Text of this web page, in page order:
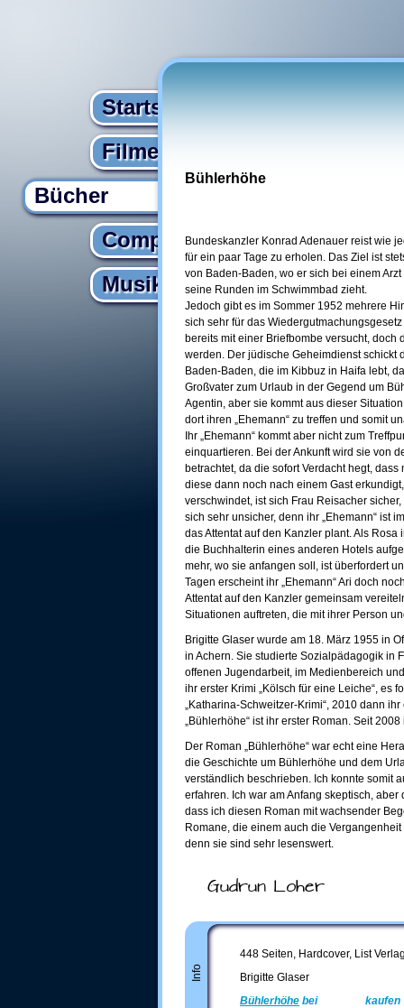
Startseite
Filme
Bücher
Computer
Musik
Bühlerhöhe
Bundeskanzler Konrad Adenauer reist wie
für ein paar Tage zu erholen. Das Ziel ist
von Baden-Baden, wo er sich bei einem
seine Runden im Schwimmbad zieht.
Jedoch gibt es im Sommer 1952 mehrere
sich sehr für das
bereits mit einer Briefbombe versucht,
werden. Der jüdische Geheimdienst schickt
Baden-Baden, die im Kibbuz in Haifa lebt,
Großvater zum Urlaub in der Gegend um
Agentin, aber sie kommt aus dieser
dort ihren „Ehemann“ zu treffen und somit
Ihr „Ehemann“ kommt aber nicht zum
einquartieren. Bei der Ankunft wird sie von
betrachtet, da die sofort Verdacht hegt,
diese dann noch nach einem Gast
verschwindet, ist sich Frau Reisacher
sich sehr unsicher, denn ihr „Ehemann“ ist
das Attentat auf den Kanzler plant. Als
die Buchhalterin eines anderen Hotels
mehr, wo sie anfangen soll, ist überfordert
Tagen erscheint ihr „Ehemann“ Ari doch
Attentat auf den Kanzler gemeinsam
Situationen auftreten, die mit ihrer Person
Brigitte Glaser wurde am 18. März 1955 in
in Achern. Sie studierte Sozialpädagogik in
offenen Jugendarbeit, im Medienbereich
ihr erster Krimi „Kölsch für eine Leiche“, es
„Katharina-Schweitzer-Krimi“, 2010 dann
„Bühlerhöhe“ ist ihr erster Roman. Seit
Der Roman „Bühlerhöhe“ war echt eine
die Geschichte um Bühlerhöhe und dem
verständlich beschrieben. Ich konnte somit
erfahren. Ich war am Anfang skeptisch,
dass ich diesen Roman mit wachsender
Romane, die einem auch die
denn sie sind sehr lesenswert.
Gudrun Loher
Info
448 Seiten, Hardcover, List
Brigitte Glaser
Bühlerhöhe bei kaufen